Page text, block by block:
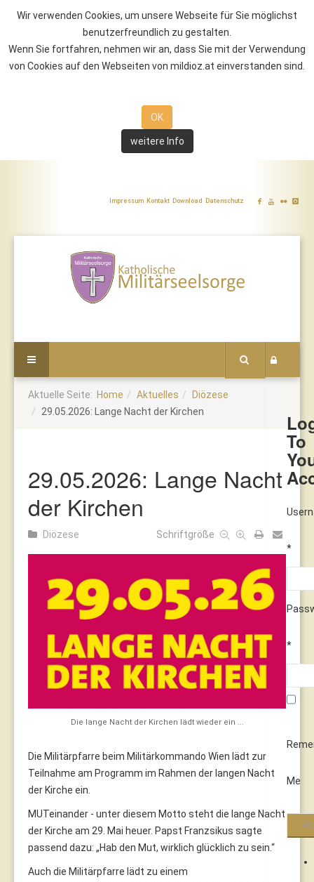
Wir verwenden Cookies, um unsere Webseite für Sie möglichst
benutzerfreundlich zu gestalten.
Wenn Sie fortfahren, nehmen wir an, dass Sie mit der Verwendung
von Cookies auf den Webseiten von mildioz.at einverstanden sind.
OK
weitere Info
Impressum Kontakt Download Datenschutz
To
*
*
Me
Aktuelle Seite: Home Aktuelles
Diözese
29.05.2026: Lange Nacht der Kirchen
29.05.2026: Lange Nacht
der Kirchen
Diözese Schriftgröße
Die lange Nacht der Kirchen lädt wieder ein ...
Die Militärpfarre beim Militärkommando Wien lädt zur
Teilnahme am Programm im Rahmen der langen Nacht
der Kirche ein.
MUTeinander - unter diesem Motto steht die lange Nacht
der Kirche am 29. Mai heuer. Papst Franzsikus sagte
passend dazu: „Hab den Mut, wirklich glücklich zu sein.“
Auch die Militärpfarre lädt zu einem